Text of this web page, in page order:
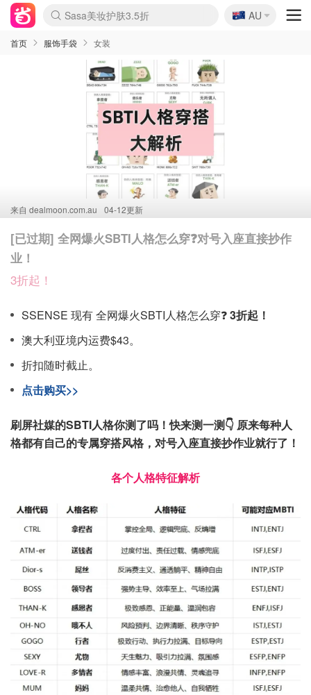
lululemon折扣上新
Sasa美妆护肤3.5折
SSENSE年中3折
FreshBeauty好价汇总
Cettire降价+叠9折
Farfetch折上8折
WWS Coles超市实拍
viagogo二手票捡漏
Myer清仓1折起
The Outnet奢牌1折起
David Jones 3折起
Flannels大牌1折
Perfumes Club护肤1折
AMIRO返校季6.2折
Oweek抽奖送Airpods
Amazon折扣汇总
eToro入金$200送$50
Amazon数码好物
ICONIC本周7.5折
ThedoubleF高奢地板价
Moose Knuckles 6折
丝芙兰5折起
EUFY官网3.7折起
Selenichast首饰2折
Trip机票酒店促销
YSL送5件彩妆礼
Amazon家居好物
BIGBANG巡演开票
David Jones时尚3折
Amazon美妆护肤
雅漾大喷$8
过敏原检测盒$33
伊索独家赠50ml沐浴露
科颜氏清仓3折
SEALIFE海洋馆门票6折
丝塔芙大白罐$16
订阅Newsletter送香薰
Cult Beauty 6.8折
Harrods圣诞日历2.3折
LN-CC奢牌私促3折
d'Alba空姐喷雾$16
EVE LOM套装逆天2折
Bernardelli独家4折
Adore Beauty 6折起
CT圣诞日历
Mytheresa奢品2.7折
Luxury Escapes 9折
Currentbody美容仪9折
MOON Garden Live
ALLSAINTS美衣3折
Roborock扫地机3.7折
Tingo Life水杯$24
Valentino官网5折
CR洗发护发6.3折
🇦🇺
AU
首页 服饰手袋 女装
来自 dealmoon.com.au 04-12更新
[已过期] 全网爆火SBTI人格怎么穿❓对号入座直接抄作
业！
3折起！
SSENSE 现有 全网爆火SBTI人格怎么穿❓3折起！
澳大利亚境内运费$43。
折扣随时截止。
点击购买>>
刷屏社媒的SBTI人格你测了吗！快来测一测👇 原来每种人
格都有自己的专属穿搭风格，对号入座直接抄作业就行了！
各个人格特征解析